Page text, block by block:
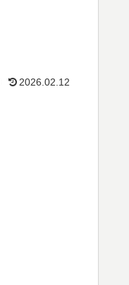
2026.02.12